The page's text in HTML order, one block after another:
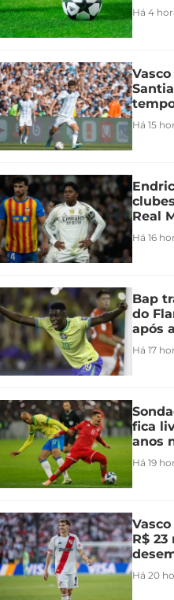
Há 4
Há 15
Real
Há 16
Bap
do
após
Há 17
fica
anos
Há 19
R$
Há 20